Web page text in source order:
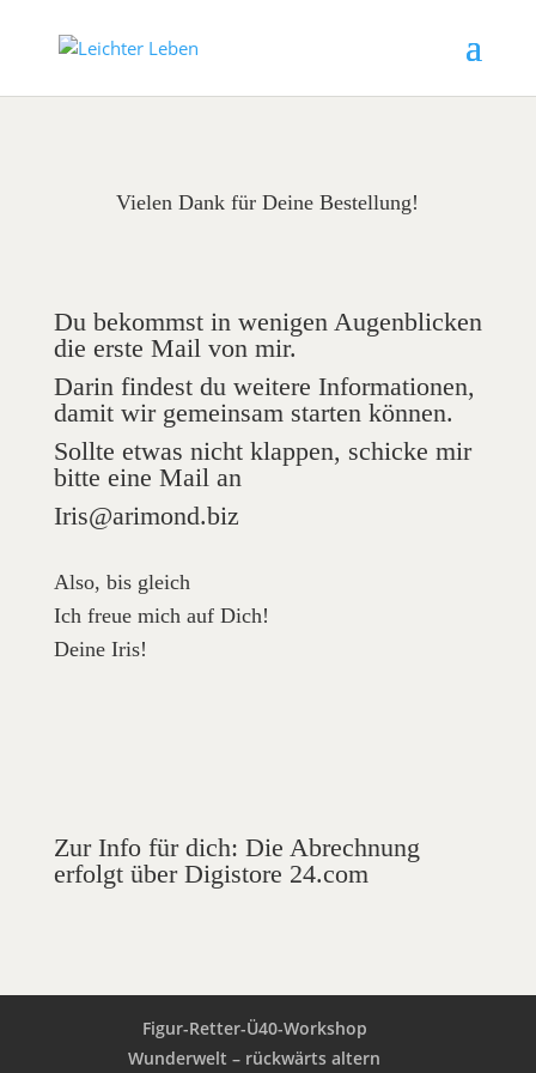
Vielen Dank für Deine Bestellung!
Du bekommst in wenigen Augenblicken
die erste Mail von mir.
Darin findest du weitere Informationen,
damit wir gemeinsam starten können.
Sollte etwas nicht klappen, schicke mir
bitte eine Mail an
Iris@arimond.biz
Also, bis gleich
Ich freue mich auf Dich!
Deine Iris!
Zur Info für dich: Die Abrechnung
erfolgt über Digistore 24.com
Figur-Retter-Ü40-Workshop
Wunderwelt – rückwärts altern